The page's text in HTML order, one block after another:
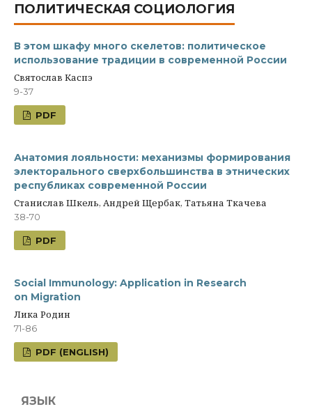
ПОЛИТИЧЕСКАЯ СОЦИОЛОГИЯ
В этом шкафу много скелетов: политическое
использование традиции в современной России
Святослав Каспэ
9-37
PDF
Анатомия лояльности: механизмы формирования
электорального сверхбольшинства в этнических
республиках современной России
Станислав Шкель, Андрей Щербак, Татьяна Ткачева
38-70
PDF
Social Immunology: Application in Research
on Migration
Лика Родин
71-86
PDF (ENGLISH)
ЯЗЫК